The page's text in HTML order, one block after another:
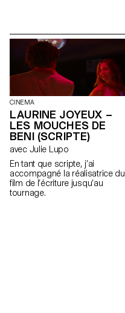
CINEMA
LAURINE JOYEUX –
LES MOUCHES DE
BENI (SCRIPTE)
avec Julie Lupo
En tant que scripte, j’ai
accompagné la réalisatrice du
film de l’écriture jusqu’au
tournage.